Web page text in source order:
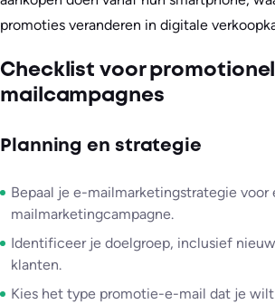
promoties veranderen in digitale
Checklist voor
mailcampagnes
Planning en strategie
Bepaal je e-mailmarketingstrategie
mailmarketingcampagne.
Identificeer je doelgroep, inclusief
klanten.
Kies het type promotie-e-mail dat je